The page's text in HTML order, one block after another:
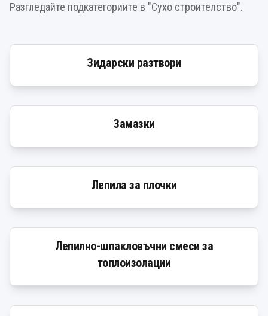
Разгледайте подкатегориите в "Сухо строителство".
Зидарски разтвори
Замазки
Лепила за плочки
Лепилно-шпакловъчни смеси за
топлоизолации